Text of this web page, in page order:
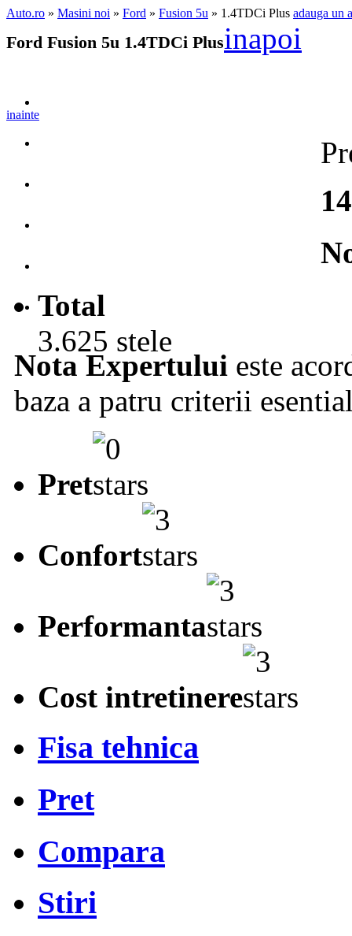
Auto.ro » Masini noi » Ford » Fusion 5u » 1.4TDCi Plus adauga un
Ford Fusion 5u 1.4TDCi Plusinapoi
inainte
Total
3.625 stele
Nota Expertului este
baza a patru criterii
Pret
Confort
Performanta
Cost intretinere
Fisa tehnica
Pret
Compara
Stiri